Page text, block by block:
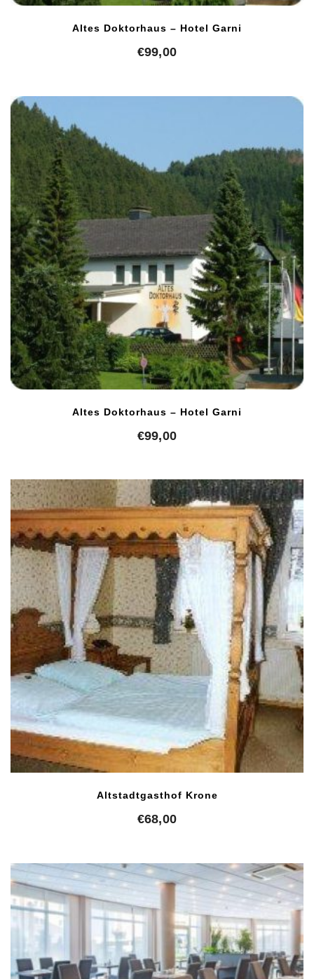
Altes Doktorhaus – Hotel Garni
€99,00
Altes Doktorhaus – Hotel Garni
€99,00
Altstadtgasthof Krone
€68,00